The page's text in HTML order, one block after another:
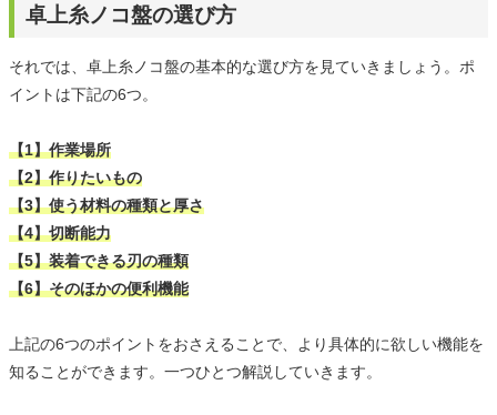
卓上糸ノコ盤の選び方
それでは、卓上糸ノコ盤の基本的な選び方を見ていきましょう。ポ
イントは下記の6つ。
【1】作業場所
【2】作りたいもの
【3】使う材料の種類と厚さ
【4】切断能力
【5】装着できる刃の種類
【6】そのほかの便利機能
上記の6つのポイントをおさえることで、より具体的に欲しい機能を
知ることができます。一つひとつ解説していきます。